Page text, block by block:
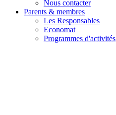
Nous contacter
Parents & membres
Les Responsables
Economat
Programmes d'activités